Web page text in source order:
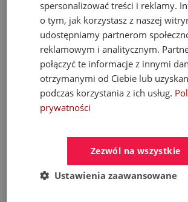
FERROLI Kocioł BIOPELLET PRO
Design
spersonalizować treści i reklamy.
o tym, jak korzystasz z naszej
udostępniamy partnerom
reklamowym i analitycznym.
połączyć te informacje z innymi
otrzymanymi od Ciebie lub
podczas korzystania z ich usług.
prywatności
Zezwól na wszystkie
Ustawienia zaawansowane